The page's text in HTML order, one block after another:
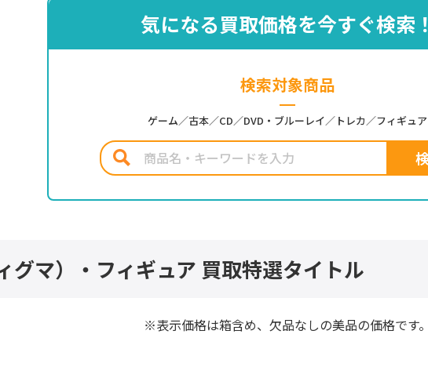
気になる買取価格を今すぐ検索！
検索対象商品
ゲーム／古本／CD／DVD・ブルーレイ／トレカ／フィギュア
マ）・フィギュア 買取特選タイトル
※表示価格は箱含め、欠品なしの美品の価格です。